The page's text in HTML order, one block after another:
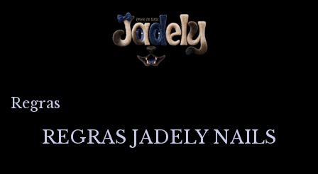
Regras
REGRAS JADELY NAILS